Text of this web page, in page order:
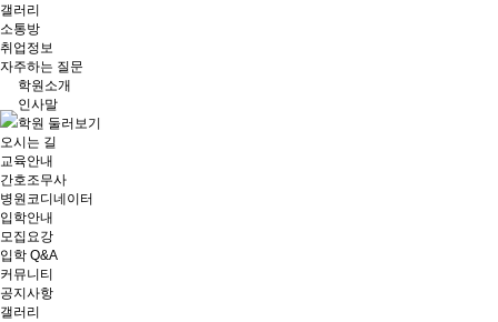
갤러리
소통방
취업정보
자주하는 질문
학원소개
인사말
학원 둘러보기
오시는 길
교육안내
간호조무사
병원코디네이터
입학안내
모집요강
입학 Q&A
커뮤니티
공지사항
갤러리